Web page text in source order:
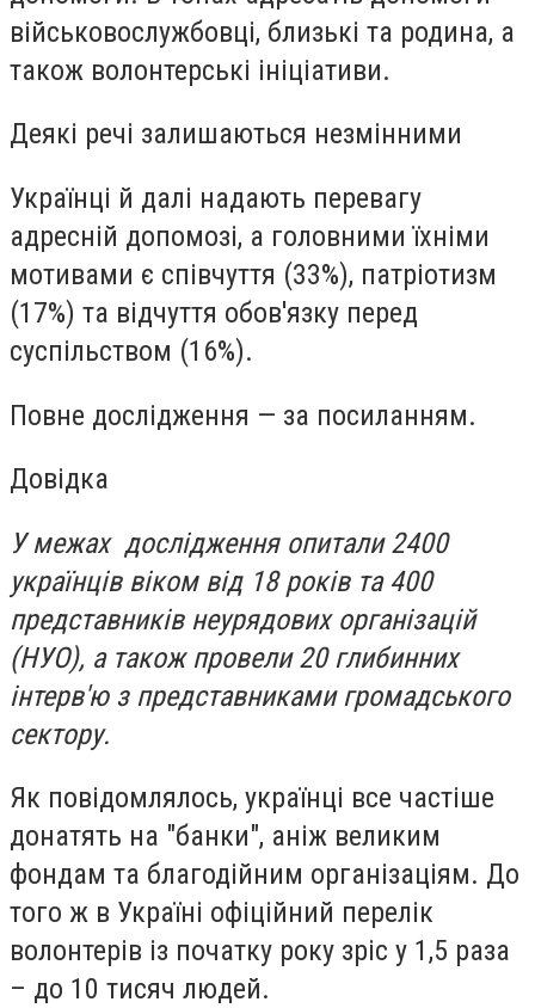
військовослужбовці, близькі та родина, а
також волонтерські ініціативи.
Деякі речі залишаються незмінними
Українці й далі надають перевагу
адресній допомозі, а головними їхніми
мотивами є співчуття (33%), патріотизм
(17%) та відчуття обов'язку перед
суспільством (16%).
Повне дослідження — за посиланням.
Довідка
У межах дослідження опитали 2400
українців віком від 18 років та 400
представників неурядових організацій
(НУО), а також провели 20 глибинних
інтерв'ю з представниками громадського
сектору.
Як повідомлялось, українці все частіше
донатять на "банки", аніж великим
фондам та благодійним організаціям. До
того ж в Україні офіційний перелік
волонтерів із початку року зріс у 1,5 раза
– до 10 тисяч людей.